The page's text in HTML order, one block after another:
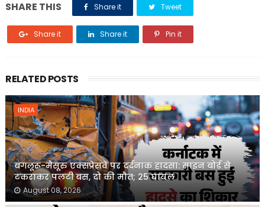
SHARE THIS Share it Tweet
Share it Share it Pin it
RELATED POSTS
INDIA
बंगलूरू-मैसूरु एक्सप्रेसवे पर दर्दनाक हादसा: साइन बोर्ड से
टकराकर पलटी बस, दो की मौत; 25 घायल
August 08, 2026